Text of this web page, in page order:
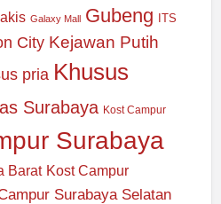
Galaxy Mall Gubeng ITS
City Kejawan Putih
pria Khusus
Surabaya Kost Campur
Surabaya
Barat Kost Campur
Surabaya Selatan